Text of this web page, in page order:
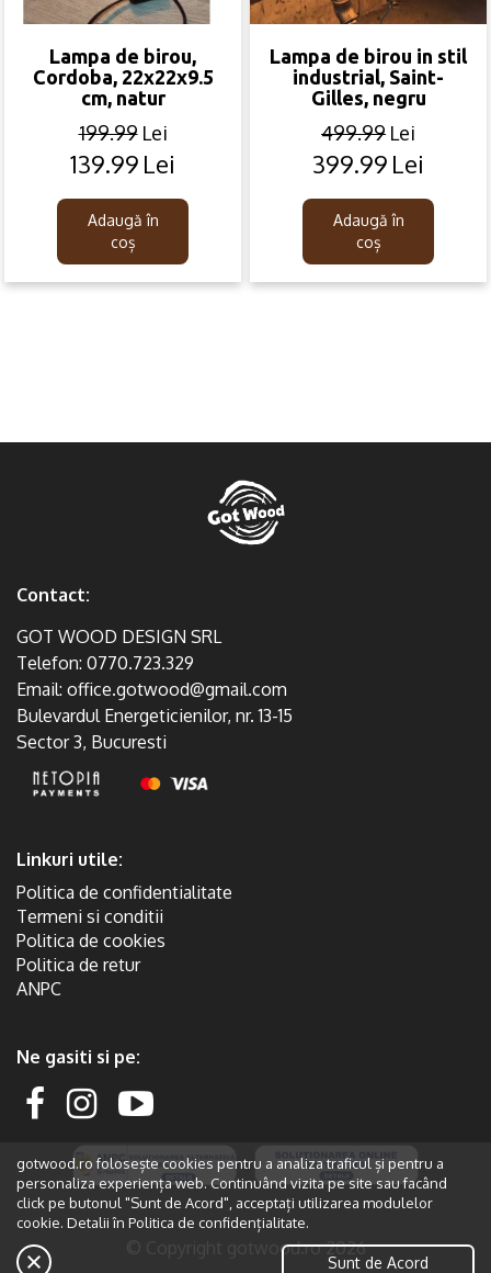
Lampa de birou,
Cordoba, 22x22x9.5
cm, natur
199.99 Lei
Original
was:
199.99lei.
139.99 Lei
Current
is:
139.99lei.
Adaugă în
coș
Lampa de birou in stil
industrial, Saint-
Gilles, negru
499.99 Lei
Original
was:
499.99lei.
399.99 Lei
Current
is:
399.99lei.
Adaugă în
coș
gotwood.ro folosește cookies pentru a analiza traficul și pentru a
personaliza experiența web. Continuând vizita pe site sau facând
click pe butonul "Sunt de Acord", acceptați utilizarea modulelor
cookie. Detalii în Politica de confidențialitate.
Sunt de Acord
Contact:
GOT WOOD DESIGN SRL
Telefon: 0770.723.329
Email: office.gotwood@gmail.com
Bulevardul Energeticienilor, nr. 13-15
Sector 3, Bucuresti
Linkuri utile:
Politica de confidentialitate
Termeni si conditii
Politica de cookies
Politica de retur
ANPC
Ne gasiti si pe:
© Copyright gotwood.ro 2026